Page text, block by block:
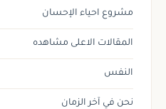
مشروع احياء الإحسان
المقالات الاعلى مشاهده
النفس
نحن في آخر الزمان